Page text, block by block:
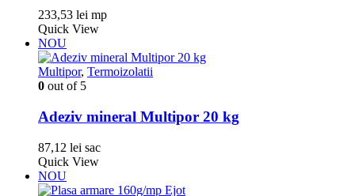
233,53 lei mp
Quick View
NOU
Multipor, Termoizolatii
0 out of 5
Adeziv mineral Multipor 20 kg
87,12 lei sac
Quick View
NOU